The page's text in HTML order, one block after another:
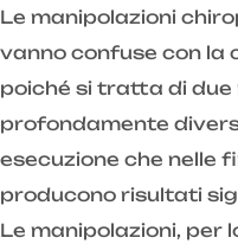
Le manipolazioni
vanno confuse con la
poiché si tratta di due
profondamente
esecuzione che nelle
producono risultati
Le manipolazioni, per